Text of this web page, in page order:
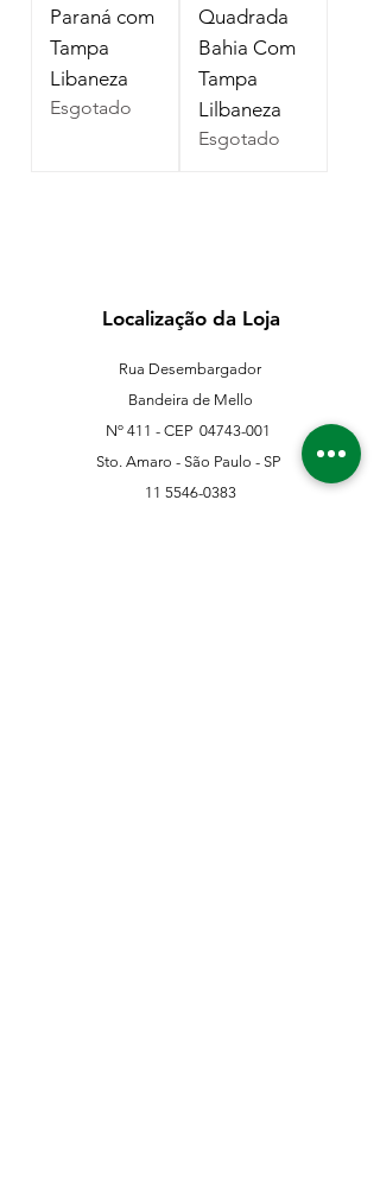
Paraná com
Tampa
Libaneza
Esgotado
Quadrada
Bahia Com
Tampa
Lilbaneza
Esgotado
Localização da Loja
Rua Desembargador
Bandeira de Mello
Nº 411 - CEP 04743-001
Sto. Amaro - São Paulo - SP
11 5546-0383